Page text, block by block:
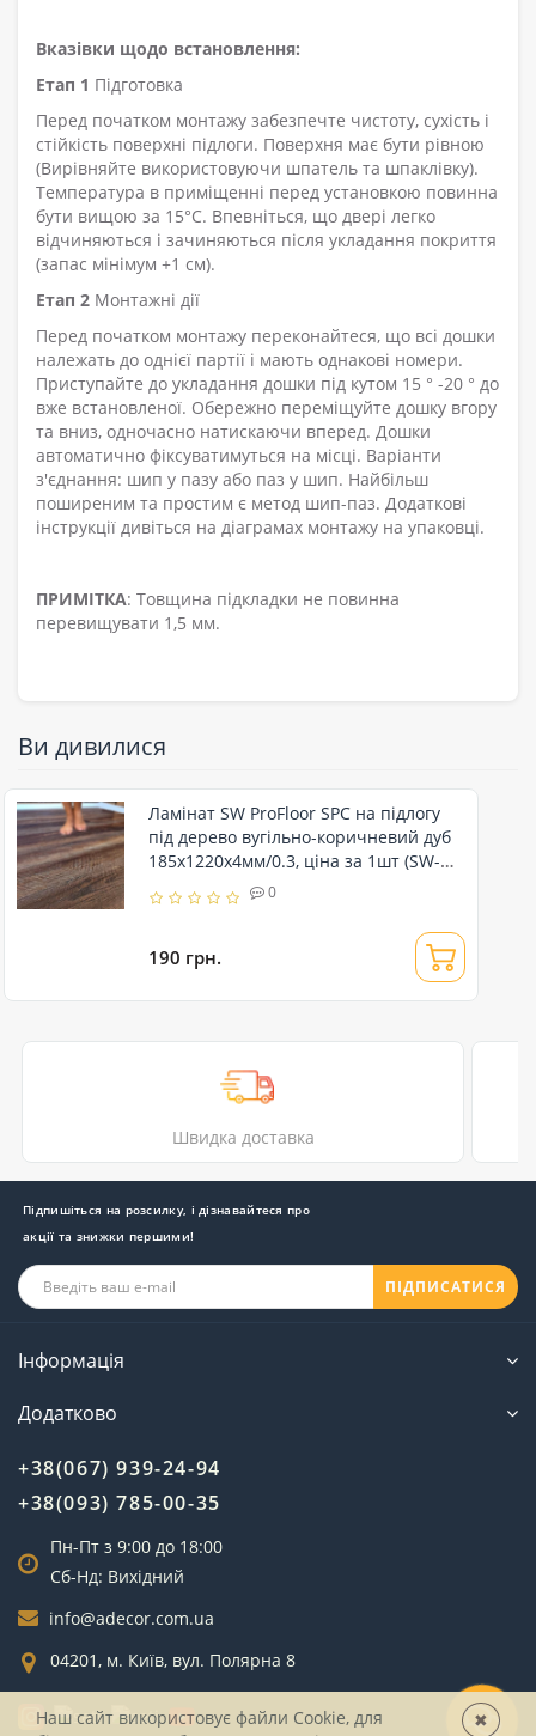
Вказівки щодо встановлення:
Етап 1 Підготовка
Перед початком монтажу забезпечте чистоту, сухість і
стійкість поверхні підлоги. Поверхня має бути рівною
(Вирівняйте використовуючи шпатель та шпаклівку).
Температура в приміщенні перед установкою повинна
бути вищою за 15°C. Впевніться, що двері легко
відчиняються і зачиняються після укладання покриття
(запас мінімум +1 см).
Етап 2 Монтажні дії
Перед початком монтажу переконайтеся, що всі дошки
належать до однієї партії і мають однакові номери.
Приступайте до укладання дошки під кутом 15 ° -20 ° до
вже встановленої. Обережно переміщуйте дошку вгору
та вниз, одночасно натискаючи вперед. Дошки
автоматично фіксуватимуться на місці. Варіанти
з'єднання: шип у пазу або паз у шип. Найбільш
поширеним та простим є метод шип-паз. Додаткові
інструкції дивіться на діаграмах монтажу на упаковці.
ПРИМІТКА: Товщина підкладки не повинна
перевищувати 1,5 мм.
Ви дивилися
Ламінат SW ProFloor SPC на підлогу
під дерево вугільно-коричневий дуб
185х1220х4мм/0.3, ціна за 1шт (SW-
0
190 грн.
Швидка доставка
Підпишіться на розсилку, і дізнавайтеся про
акції та знижки першими!
ПІДПИСАТИСЯ
Інформація
Додатково
+38(067) 939-24-94
+38(093) 785-00-35
Пн-Пт з 9:00 до 18:00
Сб-Нд: Вихідний
info@adecor.com.ua
04201, м. Київ, вул. Полярна 8
Наш сайт використовує файли Cookie, для
✖